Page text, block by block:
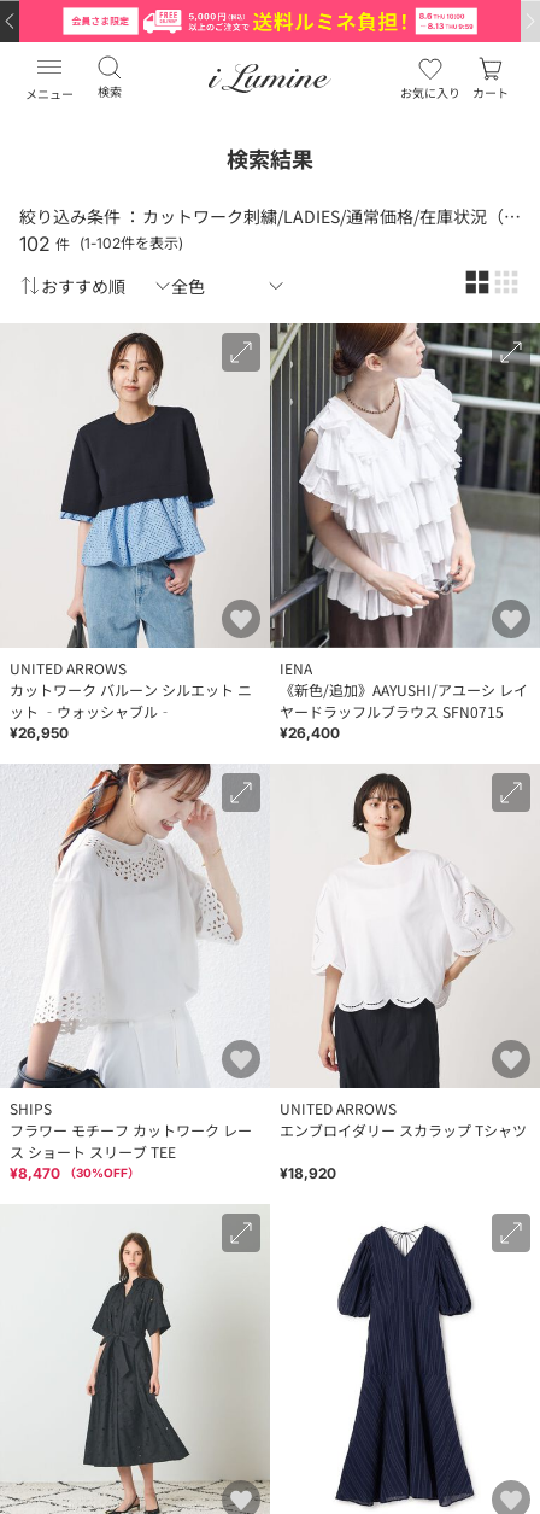
メニュー 検索 お気に入り カート
検索結果
絞り込み条件 ：
カットワーク刺繍/LADIES/通常価格/在庫状況（あり）
102 件 (1-102件を表示)
UNITED ARROWS
カットワーク バルーン シルエット ニ
ット ‐ウォッシャブル‐
¥26,950
IENA
《新色/追加》AAYUSHI/アユーシ レイ
ヤードラッフルブラウス SFN0715
¥26,400
SHIPS
フラワー モチーフ カットワーク レー
ス ショート スリーブ TEE
¥8,470 （30%OFF）
UNITED ARROWS
エンブロイダリー スカラップ Tシャツ
¥18,920